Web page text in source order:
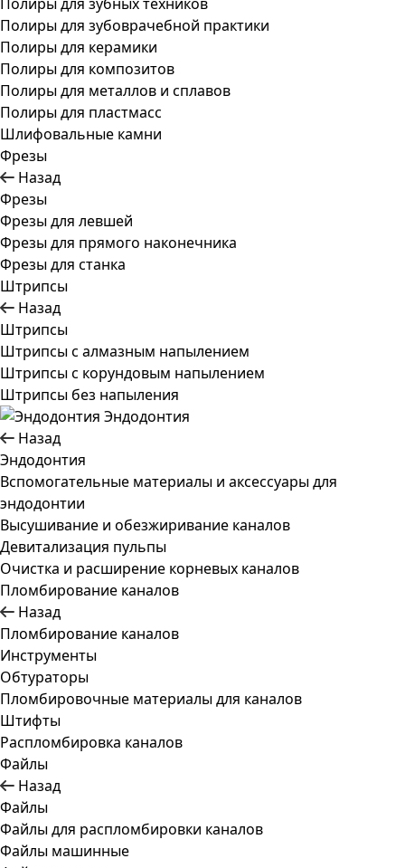
Полиры для зубоврачебной практики
Полиры для керамики
Полиры для композитов
Полиры для металлов и сплавов
Полиры для пластмасс
Шлифовальные камни
Фрезы
Назад
Фрезы
Фрезы для левшей
Фрезы для прямого наконечника
Фрезы для станка
Штрипсы
Назад
Штрипсы
Штрипсы c алмазным напылением
Штрипсы c корундовым напылением
Штрипсы без напыления
Эндодонтия
Назад
Эндодонтия
Вспомогательные материалы и аксессуары для
эндодонтии
Высушивание и обезжиривание каналов
Девитализация пульпы
Очистка и расширение корневых каналов
Пломбирование каналов
Назад
Пломбирование каналов
Инструменты
Обтураторы
Пломбировочные материалы для каналов
Штифты
Распломбировка каналов
Файлы
Назад
Файлы
Файлы для распломбировки каналов
Файлы машинные